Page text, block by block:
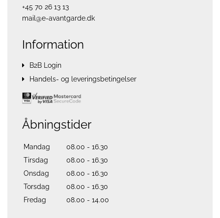
+45 70 26 13 13
mail@e-avantgarde.dk
Information
B2B Login
Handels- og leveringsbetingelser
Åbningstider
Mandag
08.00 - 16.30
Tirsdag
08.00 - 16.30
Onsdag
08.00 - 16.30
Torsdag
08.00 - 16.30
Fredag
08.00 - 14.00